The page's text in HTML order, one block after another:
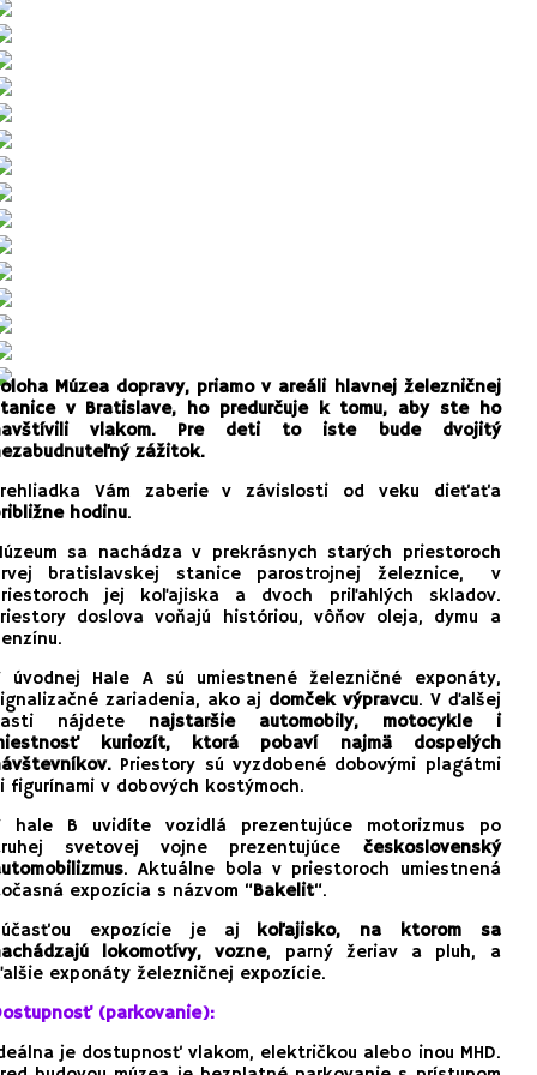
Múzea dopravy, priamo v areáli hlavnej železničnej
v Bratislave, ho predurčuje k tomu, aby ste ho
vlakom. Pre deti to iste bude dvojitý
zážitok.
Vám zaberie v závislosti od veku dieťaťa
hodinu.
sa nachádza v prekrásnych starých priestoroch
bratislavskej stanice parostrojnej železnice, v
jej koľajiska a dvoch priľahlých skladov.
doslova voňajú históriou, vôňov oleja, dymu a
úvodnej Hale A sú umiestnené železničné exponáty,
zariadenia, ako aj domček výpravcu. V ďalšej
nájdete najstaršie automobily, motocykle i
kuriozít, ktorá pobaví najmä dospelých
Priestory sú vyzdobené dobovými plagátmi
figurínami v dobových kostýmoch.
hale B uvidíte vozidlá prezentujúce motorizmus po
svetovej vojne prezentujúce československý
. Aktuálne bola v priestoroch umiestnená
expozícia s názvom “Bakelit“.
expozície je aj koľajisko, na ktorom sa
lokomotívy, vozne, parný žeriav a pluh, a
exponáty železničnej expozície.
(parkovanie):
je dostupnosť vlakom, električkou alebo inou MHD.